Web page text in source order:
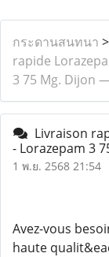
กระดานสนทนา >
rapide
3 75 Mg. Dijon
Livraison
- Lorazepam 3
1 พ.ย. 2568 21:54
Avez-vous
haute